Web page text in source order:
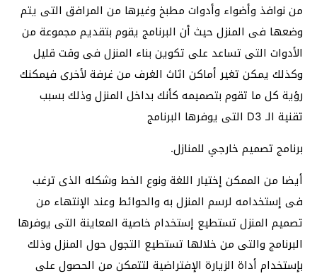
من نوافذ وأضواء وأدوات مطبخ وغيرها من المرافق التى يتم
وضعها فى المنزل حيث أن البرنامج يقوم بتقديم مجموعة من
الأدوات التى تساعد على تكوين بناء المنزل فى وقت قليل
وكذلك يمكن تغير أماكن اثاث الغرف من غرفة لأخرى فيمكنك
رؤية كل ما تقوم بتصميمه كأنك بداخل المنزل وذلك بسبب
تقنية الـ D3 التى يوفرها البرنامج
برنامج تصميم خارجي للمنازل.
أيضا من الممكن إختيار اللغة ونوع الخط وشكله الذى ترغب
فى إستخدامه لرسم المنزل به والحوائط وعند الإنتهاء من
تصميم المنزل تستطيع إستخدام خاصية المعاينة التى يوفرها
البرنامج والتى من خلالها تستطيع التجول حول المنزل وذلك
بإستخدام أداة الزيارة الإفتراضية لتتمكن من الحصول على